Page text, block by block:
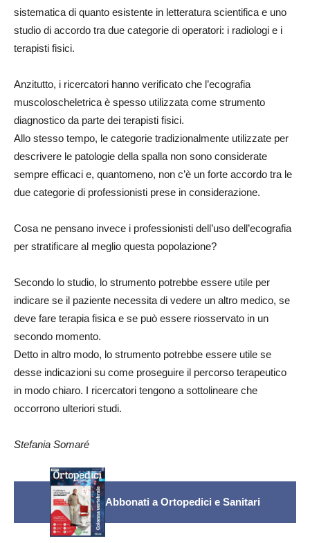
sistematica di quanto esistente in letteratura scientifica e uno
studio di accordo tra due categorie di operatori: i radiologi e i
terapisti fisici.
Anzitutto, i ricercatori hanno verificato che l’ecografia
muscoloscheletrica è spesso utilizzata come strumento
diagnostico da parte dei terapisti fisici.
Allo stesso tempo, le categorie tradizionalmente utilizzate per
descrivere le patologie della spalla non sono considerate
sempre efficaci e, quantomeno, non c’è un forte accordo tra le
due categorie di professionisti prese in considerazione.
Cosa ne pensano invece i professionisti dell’uso dell’ecografia
per stratificare al meglio questa popolazione?
Secondo lo studio, lo strumento potrebbe essere utile per
indicare se il paziente necessita di vedere un altro medico, se
deve fare terapia fisica e se può essere riosservato in un
secondo momento.
Detto in altro modo, lo strumento potrebbe essere utile se
desse indicazioni su come proseguire il percorso terapeutico
in modo chiaro. I ricercatori tengono a sottolineare che
occorrono ulteriori studi.
Stefania Somaré
Abbonati a Ortopedici e Sanitari